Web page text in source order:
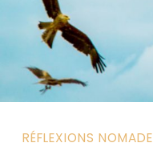
RÉFLEXIONS NOMADE